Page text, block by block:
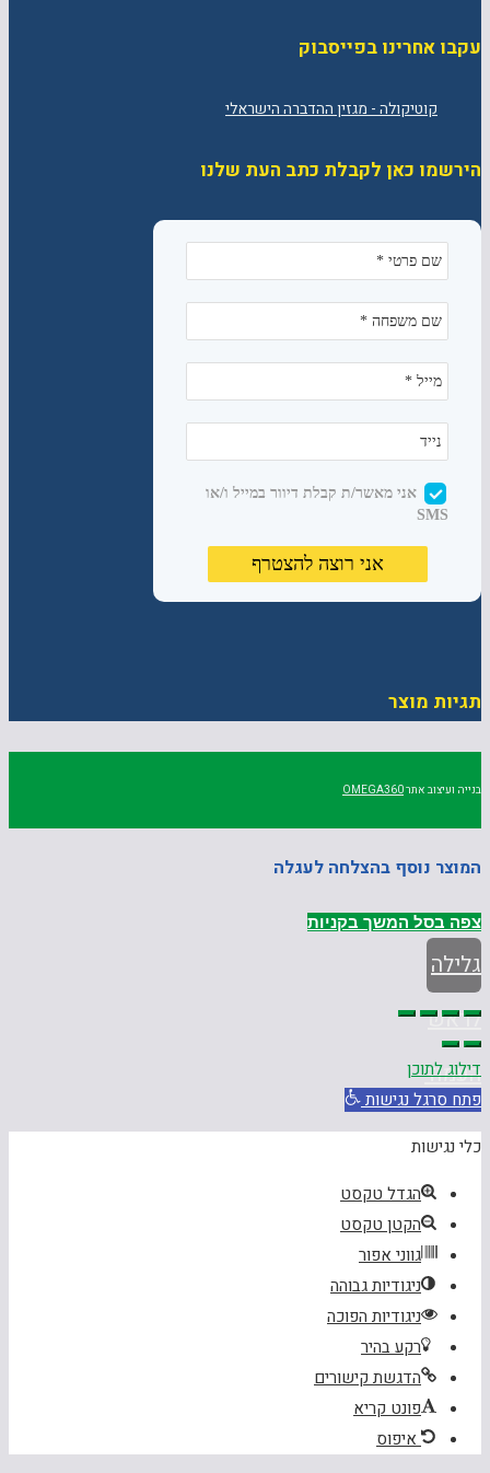
עקבו אחרינו בפייסבוק
הירשמו כאן לקבלת כתב העת שלנו
תגיות מוצר
בנייה ועיצוב אתרOMEGA360
המוצר נוסף בהצלחה לעגלה
צפה בסל המשך בקניות
גלילה
לראש
העמוד
דילוג לתוכן
פתח סרגל נגישות
כלי נגישות
הגדל טקסט
הקטן טקסט
גווני אפור
ניגודיות גבוהה
ניגודיות הפוכה
רקע בהיר
הדגשת קישורים
פונט קריא
איפוס